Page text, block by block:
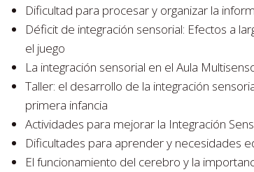
Dificultad para procesar y organizar la
Déficit de integración sensorial: Efectos a
el juego
La integración sensorial en el Aula
Taller: el desarrollo de la integración
primera infancia
Actividades para mejorar la Integración
Dificultades para aprender y necesidades
El funcionamiento del cerebro y la